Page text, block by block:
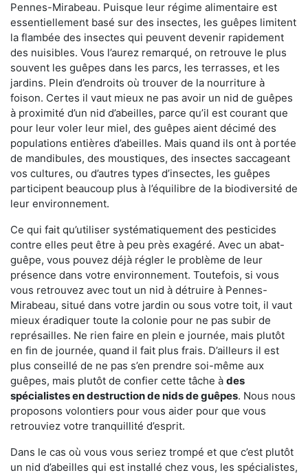
Pennes-Mirabeau. Puisque leur régime alimentaire est
essentiellement basé sur des insectes, les guêpes limitent
la flambée des insectes qui peuvent devenir rapidement
des nuisibles. Vous l’aurez remarqué, on retrouve le plus
souvent les guêpes dans les parcs, les terrasses, et les
jardins. Plein d’endroits où trouver de la nourriture à
foison. Certes il vaut mieux ne pas avoir un nid de guêpes
à proximité d’un nid d’abeilles, parce qu’il est courant que
pour leur voler leur miel, des guêpes aient décimé des
populations entières d’abeilles. Mais quand ils ont à portée
de mandibules, des moustiques, des insectes saccageant
vos cultures, ou d’autres types d’insectes, les guêpes
participent beaucoup plus à l’équilibre de la biodiversité de
leur environnement.
Ce qui fait qu’utiliser systématiquement des pesticides
contre elles peut être à peu près exagéré. Avec un abat-
guêpe, vous pouvez déjà régler le problème de leur
présence dans votre environnement. Toutefois, si vous
vous retrouvez avec tout un nid à détruire à Pennes-
Mirabeau, situé dans votre jardin ou sous votre toit, il vaut
mieux éradiquer toute la colonie pour ne pas subir de
représailles. Ne rien faire en plein e journée, mais plutôt
en fin de journée, quand il fait plus frais. D’ailleurs il est
plus conseillé de ne pas s’en prendre soi-même aux
guêpes, mais plutôt de confier cette tâche à des
spécialistes en destruction de nids de guêpes. Nous nous
proposons volontiers pour vous aider pour que vous
retrouviez votre tranquillité d’esprit.
Dans le cas où vous vous seriez trompé et que c’est plutôt
un nid d’abeilles qui est installé chez vous, les spécialistes,